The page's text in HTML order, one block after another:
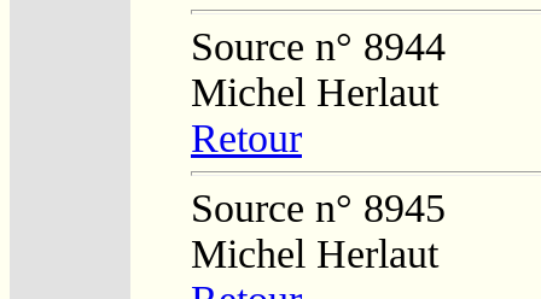
Source n° 8944
Michel Herlaut
Retour
Source n° 8945
Michel Herlaut